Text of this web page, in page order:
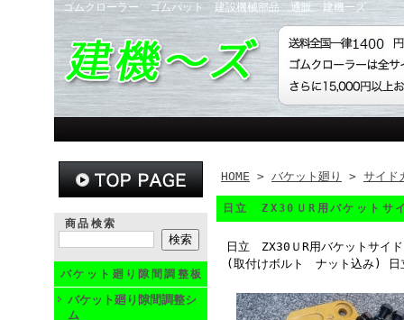
ゴムクローラー ゴムパット 建設機械部品 通販 建機ーズ
商品検索
バケット廻り隙間調整板
バケット廻り隙間調整シ
ム
HOME > バケット廻り > サイド
日立 ZX30ＵR用バケット
日立 ZX30ＵR用バケットサイ
(取付けボルト ナット込み) 日